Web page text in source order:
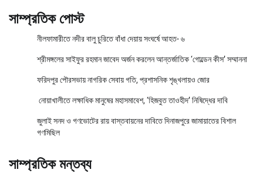
সাম্প্রতিক পোস্ট
নীলফামারীতে নদীর বালু চুরিতে বাঁধা দেয়ায় সংঘর্ষে আহত- ৬
শ্রীমঙ্গলের সাইফুর রহমান জাবেদ অর্জন করলেন আন্তর্জাতিক ‘গোল্ডেন কীস’ সম্মাননা
ফরিদপুর পৌরসভায় নাগরিক সেবায় গতি, প্রশাসনিক শৃঙ্খলায়ও জোর
নোয়াখালীতে লক্ষাধিক মানুষের মহাসমাবেশ, ‘হিজবুত তাওহীদ’ নিষিদ্ধের দাবি
জুলাই সনদ ও গণভোটের রায় বাস্তবায়নের দাবিতে দিনাজপুরে জামায়াতের বিশাল
গণমিছিল
সাম্প্রতিক মন্তব্য